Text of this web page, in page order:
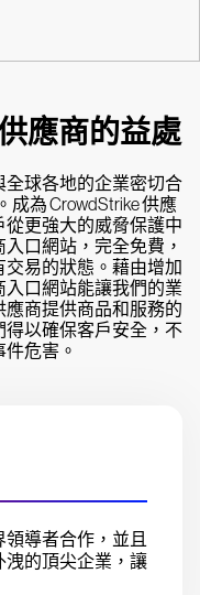
應商的益處
球各地的企業密切合
為 CrowdStrike 供應
更強大的威脅保護中
口網站，完全免費，
易的狀態。藉由增加
口網站能讓我們的業
商提供商品和服務的
以確保客戶安全，不
危害。
導者合作，並且
洩的頂尖企業，讓